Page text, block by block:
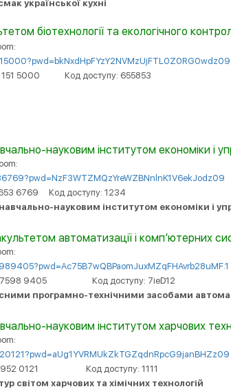
української кухні
біотехнології та екологічного
pwd= bkNxdHpFYzY2NVMzUjFTL0Z0RG0wdz09
5000
Код доступу: 655853
науковим інститутом економіки і
653 6769 Код доступу: 1234
науковим інститутом економіки і
автоматизації і комп’ютерних
9405
Код доступу: 7ieD12
програмно-технічними засобами
науковим інститутом харчових
0121 Код доступу:1111
світом харчових та хімічних технологій